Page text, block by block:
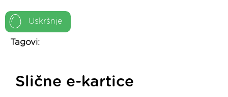
Uskršnje
Tagovi:
Slične e-kartice